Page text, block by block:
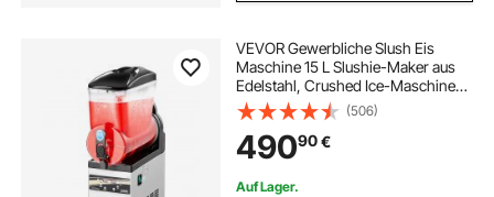
VEVOR Gewerbliche Slush Eis
Maschine 15 L Slushie-Maker aus
Edelstahl, Crushed Ice-Maschinen
für 60 Tassen Margarita und
Smoothies, Eis-Slush-Maschine für
Zuhause Partys Restaurants Cafés
(506)
49090€
Auf Lager.